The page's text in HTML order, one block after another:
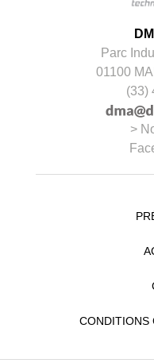
Parc
01100
(33)
>
CONDITIONS